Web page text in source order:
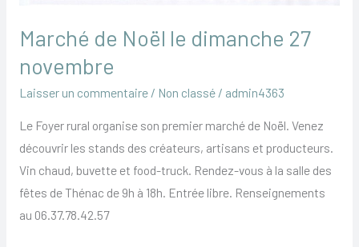
Marché de Noël le dimanche 27
novembre
Laisser un commentaire / Non classé/ admin4363
Le Foyer rural organise son premier marché de Noël. Venez
découvrir les stands des créateurs, artisans et producteurs.
Vin chaud, buvette et food-truck. Rendez-vous à la salle des
fêtes de Thénac de 9h à 18h. Entrée libre. Renseignements
au 06.37.78.42.57